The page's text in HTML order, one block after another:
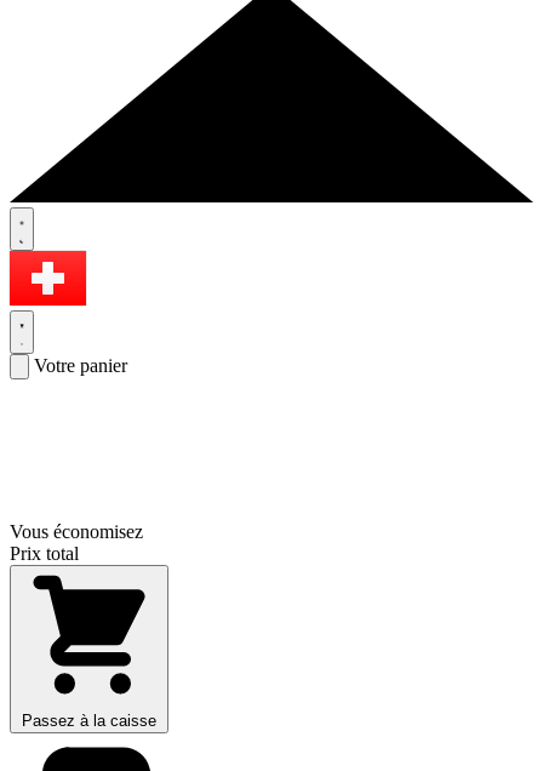
Votre panier
Vous économisez
Prix total
Passez à la caisse